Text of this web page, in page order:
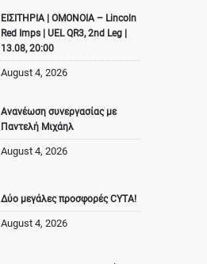
ΕΙΣΙΤΗΡΙΑ | ΟΜΟΝΟΙΑ – Lincoln
Red Imps | UEL QR3, 2nd Leg |
13.08, 20:00
August 4, 2026
Ανανέωση συνεργασίας με
Παντελή Μιχάηλ
August 4, 2026
Δύο μεγάλες προσφορές CYTA!
August 4, 2026